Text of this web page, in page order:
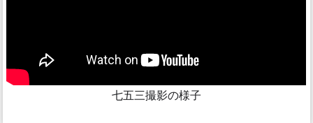
七五三撮影の様子